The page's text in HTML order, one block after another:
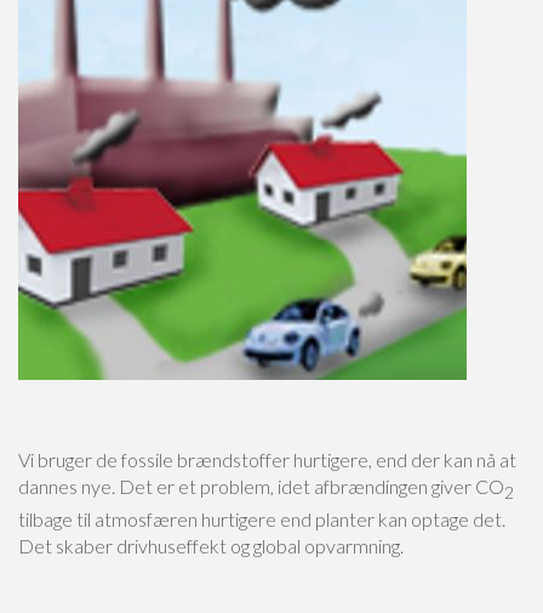
Vi bruger de fossile brændstoffer hurtigere, end der kan nå at
dannes nye. Det er et problem, idet afbrændingen giver CO2
tilbage til atmosfæren hurtigere end planter kan optage det.
Det skaber drivhuseffekt og global opvarmning.